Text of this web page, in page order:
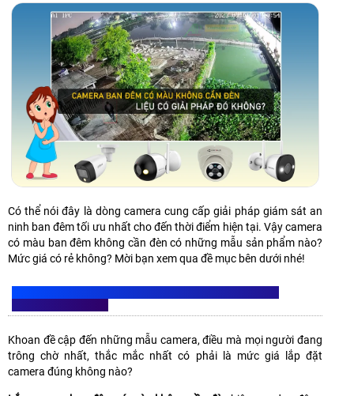
Có thể nói đây là dòng camera cung cấp giải pháp giám sát an
ninh ban đêm tối ưu nhất cho đến thời điểm hiện tại. Vậy camera
có màu ban đêm không cần đèn có những mẫu sản phẩm nào?
Mức giá có rẻ không? Mời bạn xem qua đề mục bên dưới nhé!
Khoan đề cập đến những mẫu camera, điều mà mọi người đang
trông chờ nhất, thắc mắc nhất có phải là mức giá lắp đặt
camera đúng không nào?